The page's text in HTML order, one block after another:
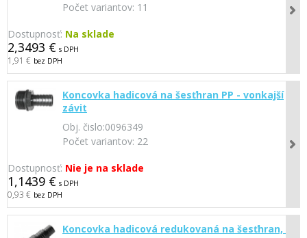
Počet variantov: 11
Dostupnosť: Na sklade
2,3493 € s DPH
1,91 € bez DPH
Koncovka hadicová na šesťhran PP - vonkajší
závit
Obj. čislo:0096349
Počet variantov: 22
Dostupnosť: Nie je na sklade
1,1439 € s DPH
0,93 € bez DPH
Koncovka hadicová redukovaná na šesťhran, PP